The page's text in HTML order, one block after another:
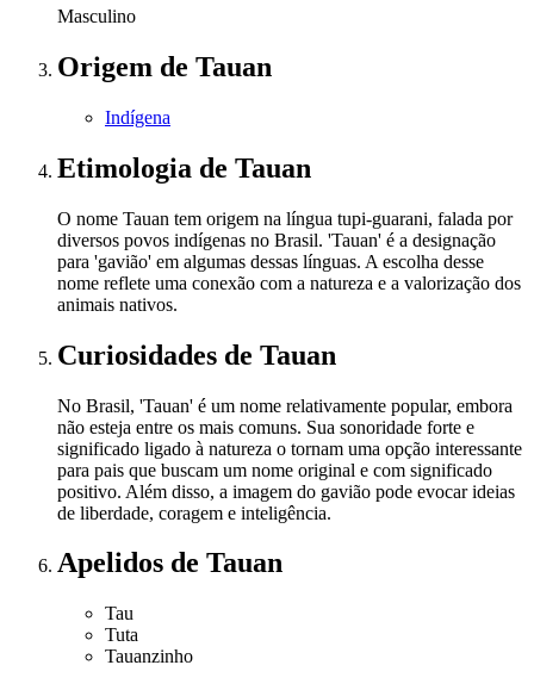
Masculino
Origem de Tauan
Indígena
Etimologia de Tauan
O nome Tauan tem origem na língua tupi-guarani, falada por
diversos povos indígenas no Brasil. 'Tauan' é a designação
para 'gavião' em algumas dessas línguas. A escolha desse
nome reflete uma conexão com a natureza e a valorização dos
animais nativos.
Curiosidades de Tauan
No Brasil, 'Tauan' é um nome relativamente popular, embora
não esteja entre os mais comuns. Sua sonoridade forte e
significado ligado à natureza o tornam uma opção interessante
para pais que buscam um nome original e com significado
positivo. Além disso, a imagem do gavião pode evocar ideias
de liberdade, coragem e inteligência.
Apelidos de Tauan
Tau
Tuta
Tauanzinho